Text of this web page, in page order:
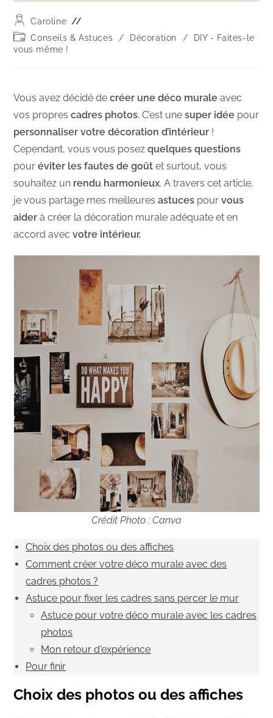
Caroline
Conseils & Astuces
/ Décoration /
DIY - Faites-le
vous même !
Vous avez décidé decréer une déco murale avec
vos proprescadres photos. C’est une super idée pour
personnaliser votre décoration d’intérieur !
Cependant, vous vous posezquelques questions
pouréviter les fautes de goûtet surtout, vous
souhaitez un rendu harmonieux. A travers cet article,
je vous partage mes meilleuresastuces pourvous
aider à créer la décoration murale adéquate et en
accord avecvotre intérieur.
Crédit Photo : Canva
Choix des photos ou des affiches
Comment créer votre déco murale avec des
cadres photos ?
Astuce pour fixer les cadres sans percer le mur
Astuce pour votre déco murale avec les cadres
photos
Mon retour d'expérience
Pour finir
Choix des photos ou des affiches